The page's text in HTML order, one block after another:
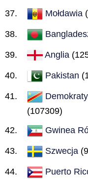
Mołdawia
Anglia
Pakistan
(107309)
Gwinea
Szwecja
Puerto